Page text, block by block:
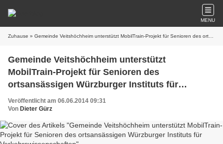
MENU
Zuhause » Gemeinde Veitshöchheim unterstützt MobilTrain-Projekt für Senioren des ortsansässigen Würzburger Instituts für Verkehrswissenschaften
Gemeinde Veitshöchheim unterstützt
MobilTrain-Projekt für Senioren des
ortsansässigen Würzburger Instituts für
Verkehrswissenschaften
Veröffentlicht am 06.06.2014 09:31
Von Dieter Gürz